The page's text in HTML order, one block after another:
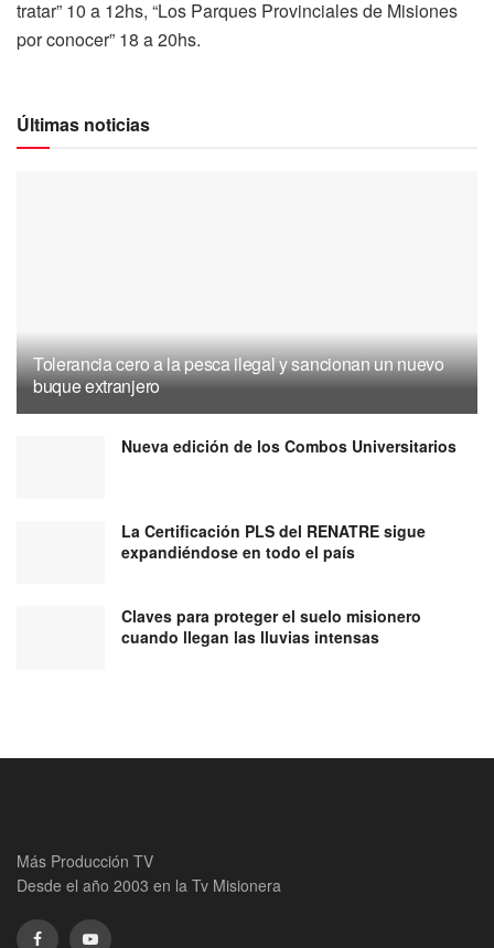
tratar” 10 a 12hs, “Los Parques Provinciales de Misiones
por conocer” 18 a 20hs.
Últimas noticias
Tolerancia cero a la pesca ilegal y sancionan un nuevo
buque extranjero
Nueva edición de los Combos Universitarios
La Certificación PLS del RENATRE sigue
expandiéndose en todo el país
Claves para proteger el suelo misionero
cuando llegan las lluvias intensas
Más Producción TV
Desde el año 2003 en la Tv Misionera